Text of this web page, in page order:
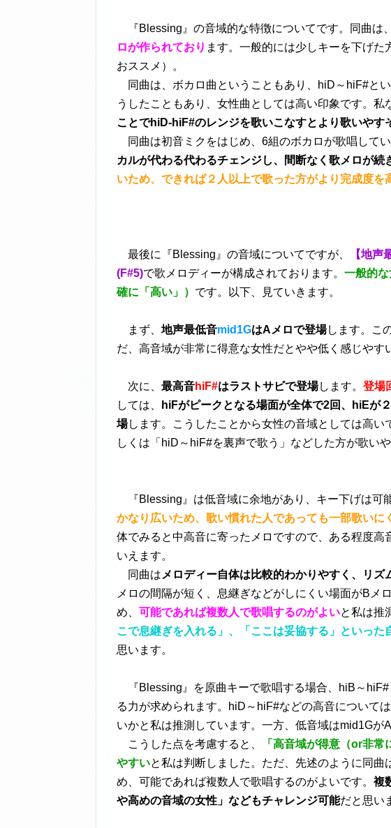
『Blessing』の音域的な特徴についてです。同曲は、
ロが作られており ます。一般的には少しキーを下げ
おススメ）。
同曲は、ボカロ曲ということもあり、hiD～hiF#と
うしたこともあり、女性曲としては高い印象です。私
ことでhiD-hiF#のレンジを歌いこなすとより歌いやす
同曲は初音ミクをはじめ、6組のボカロが歌唱して
カルが代わる代わるチェンジし、間断なく歌メロが続
いため、できれば２人以上で歌った方がより完成度を
最後に『Blessing』の音域についてですが、
【地
(F#5)で歌メロディーが構成されております。 一般的
確に「高い」） です。以下、見ていきます。
まず、 地声最低音mid1GはAメロで登場します。こ
だ、高音域が非常に得意な女性だとやや低く感じやす
次に、 最高音hiF#はラストサビで登場します。 登場
しては、
hiFがピークとなる場面が全体で2回、hiEが
場します。こうしたことから女性の音域としては高い
しくは「hiD～hiF#を裏声で歌う」などした方が歌いや
『Blessing』は低音域に余地があり、キー下げは可
かなり広いため、歌い慣れた人であっても一部歌いに
体でみると中高音に寄ったメロですので、ある程度高
いえます。
同曲は メロディー自体は比較的わかりやすく、リズ
メロの間隔が短く、息継ぎなどがしにくい場面がBメ
め、 可能であれば複数人で歌唱するのがよいと私は推
こで息継ぎを入れる」、「ここは妥協する」といっ
思います。
『Blessing』を原曲キーで歌唱する場合、hiB～
る力が求められます。hiD～hiF#などの高音について
いかと私は推測しています。一方、低音域はmid1Gが
こうした点を考慮すると、
「高音域が得意（or非
やすいと私は判断しました。ただ、先述のように同曲
め、可能であれば複数人で歌唱するのがよいです。 複
や高めの音域の女性」などもチャレンジ可能だと思い